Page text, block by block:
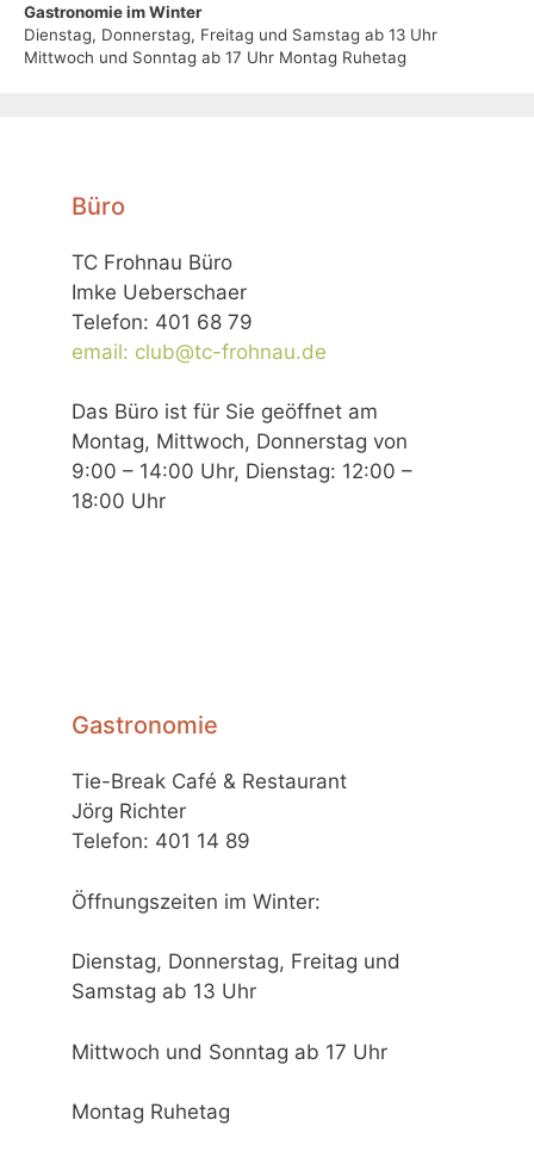
Gastronomie im Winter
Dienstag, Donnerstag, Freitag und Samstag ab 13 Uhr
Mittwoch und Sonntag ab 17 Uhr Montag Ruhetag
Büro
TC Frohnau Büro
Imke Ueberschaer
Telefon: 401 68 79
email: club@tc-frohnau.de
Das Büro ist für Sie geöffnet am
Montag, Mittwoch, Donnerstag von
9:00 – 14:00 Uhr, Dienstag: 12:00 –
18:00 Uhr
Gastronomie
Tie-Break Café & Restaurant
Jörg Richter
Telefon: 401 14 89
Öffnungszeiten im Winter:
Dienstag, Donnerstag, Freitag und
Samstag ab 13 Uhr
Mittwoch und Sonntag ab 17 Uhr
Montag Ruhetag